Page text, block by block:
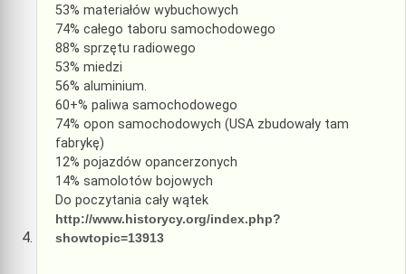
53% materiałów wybuchowych
74% całego taboru samochodowego
88% sprzętu radiowego
53% miedzi
56% aluminium.
60+% paliwa samochodowego
74% opon samochodowych (USA zbudowały tam
fabrykę)
12% pojazdów opancerzonych
14% samolotów bojowych
Do poczytania cały wątek
http://www.historycy.org/index.php?
showtopic=13913